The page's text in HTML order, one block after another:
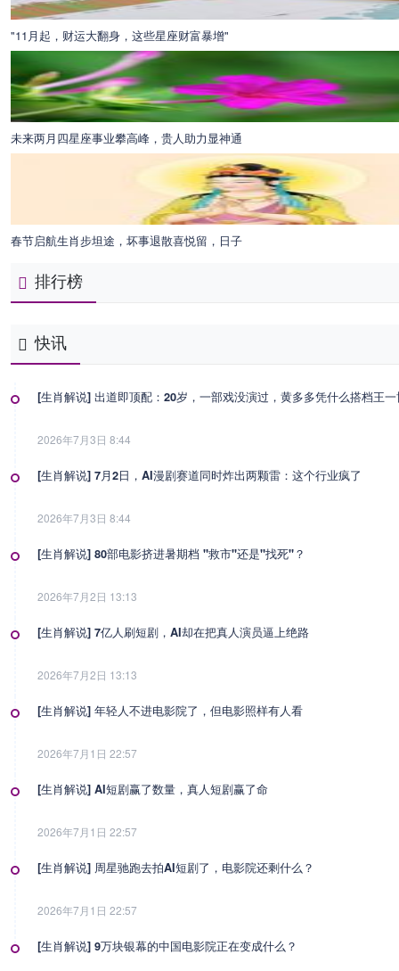
"11月起，财运大翻身，这些星座财富暴增"
未来两月四星座事业攀高峰，贵人助力显神通
春节启航生肖步坦途，坏事退散喜悦留，日子
排行榜
快讯
[生肖解说] 出道即顶配：20岁，一部戏没演过，黄多多凭什么搭档王
2026年7月3日 8:44
[生肖解说] 7月2日，AI漫剧赛道同时炸出两颗雷：这个行业疯了
2026年7月3日 8:44
[生肖解说] 80部电影挤进暑期档 "救市"还是"找死"？
2026年7月2日 13:13
[生肖解说] 7亿人刷短剧，AI却在把真人演员逼上绝路
2026年7月2日 13:13
[生肖解说] 年轻人不进电影院了，但电影照样有人看
2026年7月1日 22:57
[生肖解说] AI短剧赢了数量，真人短剧赢了命
2026年7月1日 22:57
[生肖解说] 周星驰跑去拍AI短剧了，电影院还剩什么？
2026年7月1日 22:57
[生肖解说] 9万块银幕的中国电影院正在变成什么？